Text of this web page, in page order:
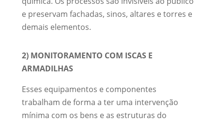
e preservam fachadas, sinos, altares e torres e
demais elementos.
2) MONITORAMENTO COM ISCAS E
ARMADILHAS
Esses equipamentos e componentes
trabalham de forma a ter uma intervenção
mínima com os bens e as estruturas do